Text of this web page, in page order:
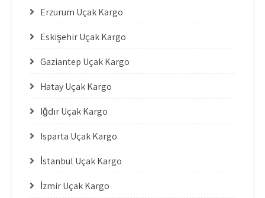
Erzurum Uçak Kargo
Eskişehir Uçak Kargo
Gaziantep Uçak Kargo
Hatay Uçak Kargo
Iğdır Uçak Kargo
Isparta Uçak Kargo
İstanbul Uçak Kargo
İzmir Uçak Kargo